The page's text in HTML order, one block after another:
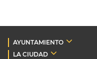
AYUNTAMIENTO
LA CIUDAD